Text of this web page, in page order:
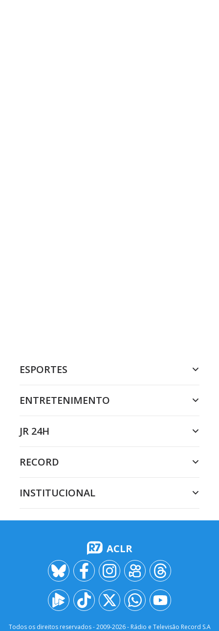
ESPORTES
ENTRETENIMENTO
JR 24H
RECORD
INSTITUCIONAL
ACLR
Todos os direitos reservados - 2009-2026- Rádio e Televisão Record S.A